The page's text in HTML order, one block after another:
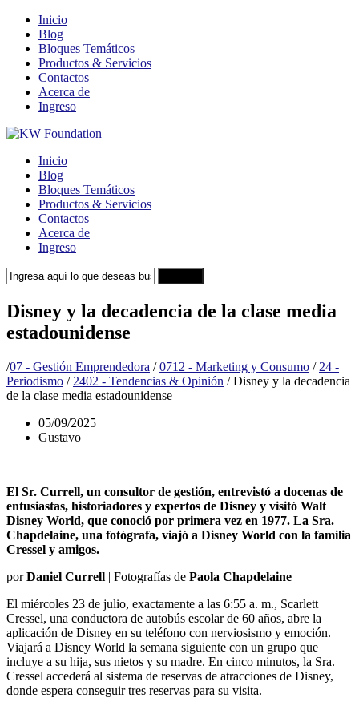
Inicio
Blog
Bloques Temáticos
Productos & Servicios
Contactos
Acerca de
Ingreso
Inicio
Blog
Bloques Temáticos
Productos & Servicios
Contactos
Acerca de
Ingreso
Disney y la decadencia de la clase media
estadounidense
/07 - Gestión Emprendedora / 0712 - Marketing y Consumo / 24 -
Periodismo / 2402 - Tendencias & Opinión /Disney y la decadencia
de la clase media estadounidense
05/09/2025
Gustavo
El Sr. Currell, un consultor de gestión, entrevistó a docenas de
entusiastas, historiadores y expertos de Disney y visitó Walt
Disney World, que conoció por primera vez en 1977. La Sra.
Chapdelaine, una fotógrafa, viajó a Disney World con la familia
Cressel y amigos.
porDaniel Currell | Fotografías de Paola Chapdelaine
El miércoles 23 de julio, exactamente a las 6:55 a. m., Scarlett
Cressel, una conductora de autobús escolar de 60 años, abre la
aplicación de Disney en su teléfono con nerviosismo y emoción.
Viajará a Disney World la semana siguiente con un grupo que
incluye a su hija, sus nietos y su madre. En cinco minutos, la Sra.
Cressel accederá al sistema de reservas de atracciones de Disney,
donde espera conseguir tres reservas para su visita.